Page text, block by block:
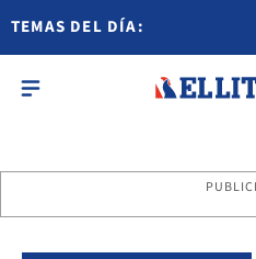
TEMAS DEL DÍA: